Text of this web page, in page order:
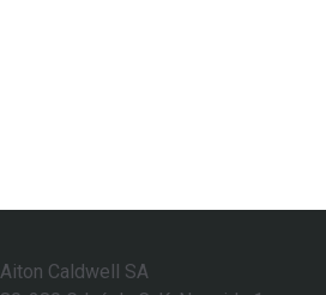
Aiton Caldwell SA